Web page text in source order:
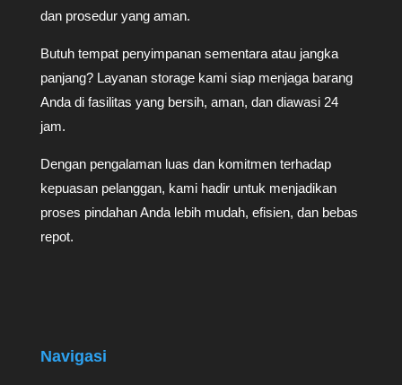
dan prosedur yang aman.
Butuh tempat penyimpanan sementara atau jangka
panjang? Layanan storage kami siap menjaga barang
Anda di fasilitas yang bersih, aman, dan diawasi 24
jam.
Dengan pengalaman luas dan komitmen terhadap
kepuasan pelanggan, kami hadir untuk menjadikan
proses pindahan Anda lebih mudah, efisien, dan bebas
repot.
Navigasi